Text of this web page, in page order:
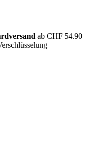
ab CHF 54.90